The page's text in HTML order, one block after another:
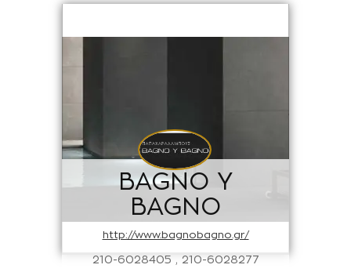
BAGNO Y
BAGNO
http://www.bagnobagno.gr/
210-6028405 , 210-6028277